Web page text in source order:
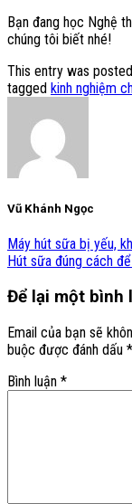
Bạn đang học Nghệ
chúng tôi biết nhé!
This entry was
tagged kinh nghiệm
Vũ Khánh Ngọc
Máy hút sữa bị yếu,
Hút sữa đúng cách
Để lại một bình
Email của bạn sẽ
buộc được đánh dấu *
Bình luận *